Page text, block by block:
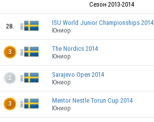
SWE
SWE
SWE
SWE
Сезон 2013-2014
28.
ISU World Junior Championships 2014
Юниор
3
The Nordics 2014
Юниор
2
Sarajevo Open 2014
Юниор
3
Mentor Nestle Torun Cup 2014
Юниор